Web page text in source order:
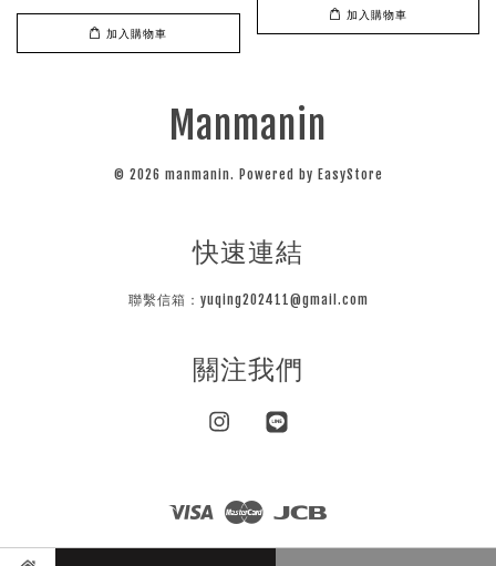
加入購物車
加入購物車
Manmanin
© 2026 manmanin. Powered by EasyStore
快速連結
聯繫信箱：yuqing202411@gmail.com
關注我們
Instagram
Visa Master